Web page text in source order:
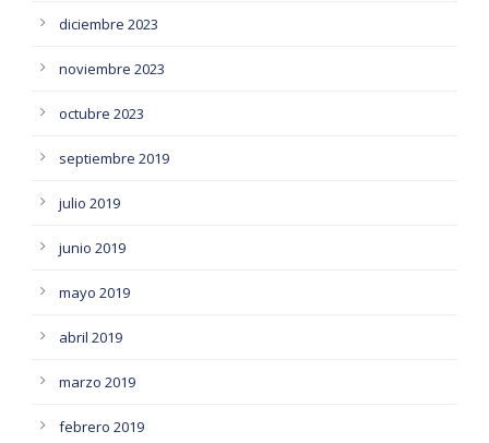
diciembre 2023
noviembre 2023
octubre 2023
septiembre 2019
julio 2019
junio 2019
mayo 2019
abril 2019
marzo 2019
febrero 2019